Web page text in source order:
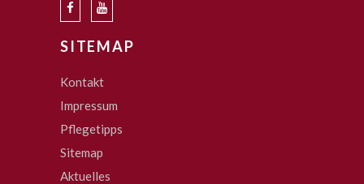
SITEMAP
Kontakt
Impressum
Pflegetipps
Sitemap
Aktuelles